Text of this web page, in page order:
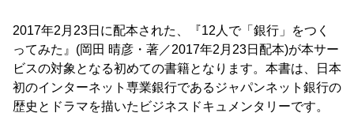
2017年2月23日に配本された、『12人で「銀行」をつく
ってみた』(岡田 晴彦・著／2017年2月23日配本)が本サー
ビスの対象となる初めての書籍となります。本書は、日本
初のインターネット専業銀行であるジャパンネット銀行の
歴史とドラマを描いたビジネスドキュメンタリーです。